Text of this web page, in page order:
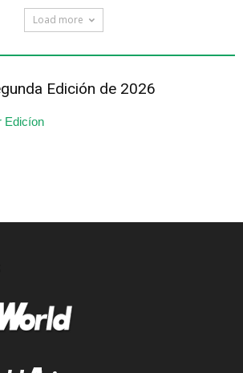
Load more
Edición de 2026
Edicíon